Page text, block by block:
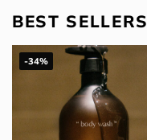
BEST SELLERS
-34%